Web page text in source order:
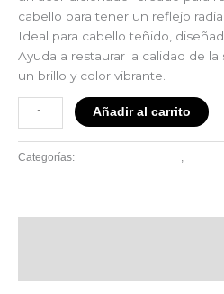
cabello para tener un reflejo
Ideal para cabello teñido,
Ayuda a restaurar la calidad de
un brillo y color vibrante.
Añadir al carrito
Categorías: ,